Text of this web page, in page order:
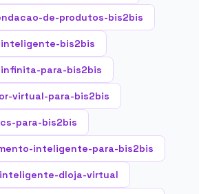
de-produtos-bis2bis
bis2bis
para-bis2bis
virtual-para-bis2bis
para-bis2bis
inteligente-para-bis2bis
dloja-virtual